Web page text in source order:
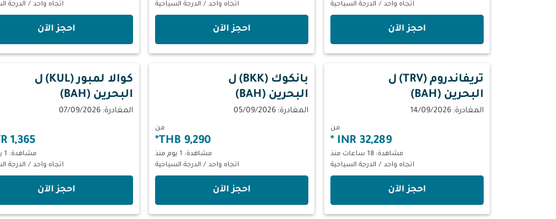
اتجاه واحد / الدرجة السياحية
‫احجز الآن‬
اتجاه واحد / الدرجة السياحية
‫احجز الآن‬
اتجاه واحد / الدرجة
‫احجز الآن‬
تريفاندروم (TRV)
ل
البحرين (BAH)
المغادرة: 14/09/2026
من
32,289 INR
*
مشاهدة: 18 ساعات منذ
اتجاه واحد / الدرجة السياحية
‫احجز الآن‬
بانكوك (BKK)
ل
البحرين (BAH)
المغادرة: 05/09/2026
من
9,290 THB
*
مشاهدة: 1 يوم منذ
اتجاه واحد / الدرجة السياحية
‫احجز الآن‬
كوالا لمبور (KUL)
ل
البحرين (BAH)
المغادرة: 07/09/2026
1,365 MYR
مشاهدة: 1 يوم منذ
اتجاه واحد / الدرجة
‫احجز الآن‬